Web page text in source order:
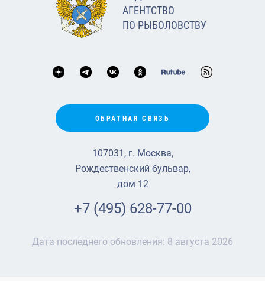
АГЕНТСТВО
ПО РЫБОЛОВСТВУ
ОБРАТНАЯ СВЯЗЬ
107031, г. Москва,
Рождественский бульвар,
дом 12
+7 (495) 628-77-00
Дата последнего обновления: 8 августа 2026